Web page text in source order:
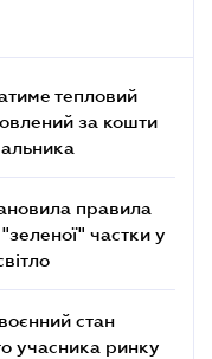
тепловий
за кошти
правила
частки у
стан
учасника ринку